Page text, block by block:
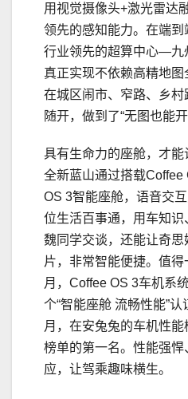
用视觉摄像头+激光雷达
领先的感知能力。在端
行业领先的超算中心—九
真正实现不依赖高精地
在城区闹市、窄路、乡村
随开，做到了“无图也能
具有生命力的座舱，才能
全新蓝山通过搭载Coffee
OS 3智能座舱，语音交
位生活百事通，用车知
魏同学交谈，还能让奇思
片，非常智能便捷。值
月，Coffee OS 3车机系
个“智能座舱 流畅性能”
月，在安兔兔的车机性
榜单的第一名。性能强悍
应，让驾乘趣味横生。